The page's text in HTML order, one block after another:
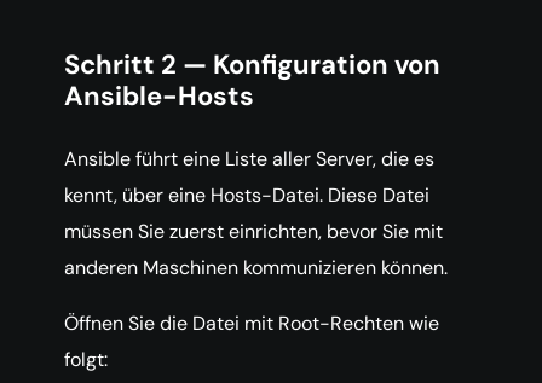
Schritt 2 — Konfiguration von
Ansible-Hosts
Ansible führt eine Liste aller Server, die es
kennt, über eine Hosts-Datei. Diese Datei
müssen Sie zuerst einrichten, bevor Sie mit
anderen Maschinen kommunizieren können.
Öffnen Sie die Datei mit Root-Rechten wie
folgt: